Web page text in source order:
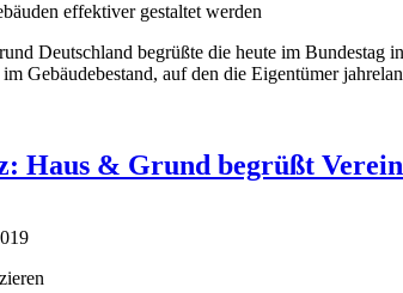
effektiver gestaltet werden
Deutschland begrüßte die heute im Bundestag
Gebäudebestand, auf den die Eigentümer
Haus & Grund begrüßt